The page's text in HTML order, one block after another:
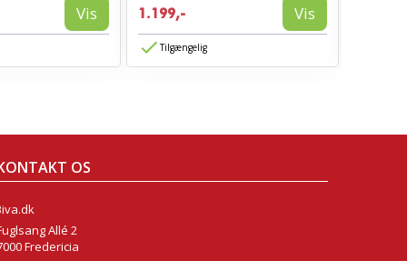
Vis 1.199,- Vis
Tilgængelig
OS
Allé 2
Fredericia